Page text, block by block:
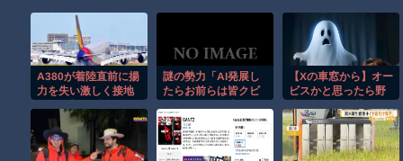
A380が着陸直前に揚
力を失い激しく接地
謎の勢力「AI発展し
たらお前らは皆クビ
つてAIのせいで失業
したG民が0人の理由
【Xの車窓から】オー
ビスかと思ったら野
か